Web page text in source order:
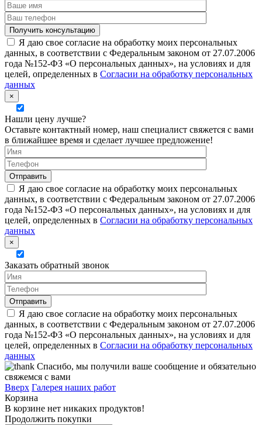
Я даю свое согласие на обработку моих персональных
данных, в соответствии с Федеральным законом от 27.07.2006
года №152-ФЗ «О персональных данных», на условиях и для
целей, определенных в Согласии на обработку персональных
данных
×
Нашли цену лучше?
Оставьте контактный номер, наш специалист свяжется с вами
в ближайшее время и сделает лучшее предложение!
Я даю свое согласие на обработку моих персональных
данных, в соответствии с Федеральным законом от 27.07.2006
года №152-ФЗ «О персональных данных», на условиях и для
целей, определенных в Согласии на обработку персональных
данных
×
Заказать обратный звонок
Я даю свое согласие на обработку моих персональных
данных, в соответствии с Федеральным законом от 27.07.2006
года №152-ФЗ «О персональных данных», на условиях и для
целей, определенных в Согласии на обработку персональных
данных
Спасибо, мы получили ваше сообщение и обязательно
свяжемся с вами
Вверх Галерея наших работ
Корзина
В корзине нет никаких продуктов!
Продолжить покупки